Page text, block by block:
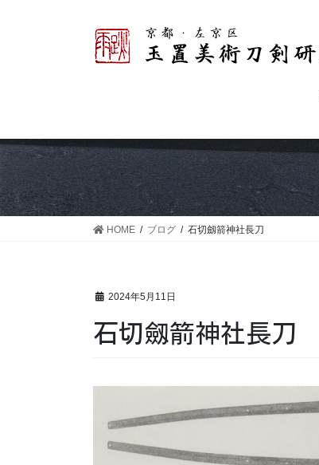
動
に
動
HOME ブログ 石切劔箭神社長刀
2024年5月11日
石切劔箭神社長刀